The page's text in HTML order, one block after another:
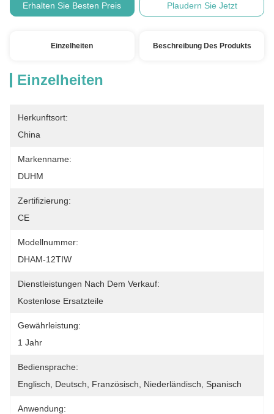
Erhalten Sie Besten Preis Plaudern Sie Jetzt
Einzelheiten Beschreibung Des Produkts
Einzelheiten
Herkunftsort:
China
Markenname:
DUHM
Zertifizierung:
CE
Modellnummer:
DHAM-12TIW
Dienstleistungen Nach Dem Verkauf:
Kostenlose Ersatzteile
Gewährleistung:
1 Jahr
Bediensprache:
Englisch, Deutsch, Französisch, Niederländisch, Spanisch
Anwendung: